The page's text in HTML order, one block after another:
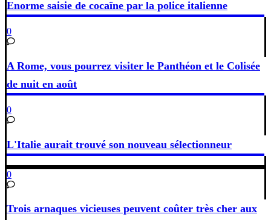
Enorme saisie de cocaïne par la police italienne
0
A Rome, vous pourrez visiter le Panthéon et le Colisée
de nuit en août
0
L'Italie aurait trouvé son nouveau sélectionneur
0
Trois arnaques vicieuses peuvent coûter très cher aux